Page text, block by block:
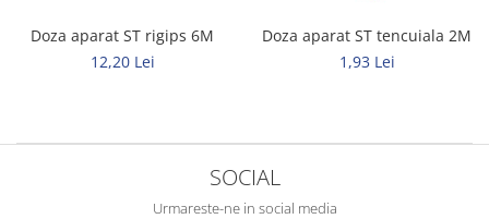
Doza aparat ST rigips 6M
12,20 Lei
Doza aparat ST tencuiala 2M
1,93 Lei
SOCIAL
Urmareste-ne in social media